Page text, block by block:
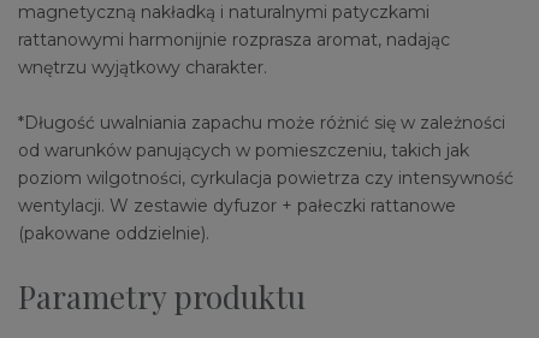
magnetyczną nakładką i naturalnymi patyczkami
rattanowymi harmonijnie rozprasza aromat, nadając
wnętrzu wyjątkowy charakter.
*Długość uwalniania zapachu może różnić się w zależności
od warunków panujących w pomieszczeniu, takich jak
poziom wilgotności, cyrkulacja powietrza czy intensywność
wentylacji. W zestawie dyfuzor + pałeczki rattanowe
(pakowane oddzielnie).
Parametry produktu